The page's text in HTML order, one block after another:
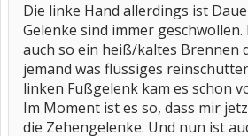
Die linke Hand allerdings ist
Gelenke sind immer
auch so ein heiß/kaltes Brennen
jemand was flüssiges
linken Fußgelenk kam es schon
Im Moment ist es so, dass mir
die Zehengelenke. Und nun ist